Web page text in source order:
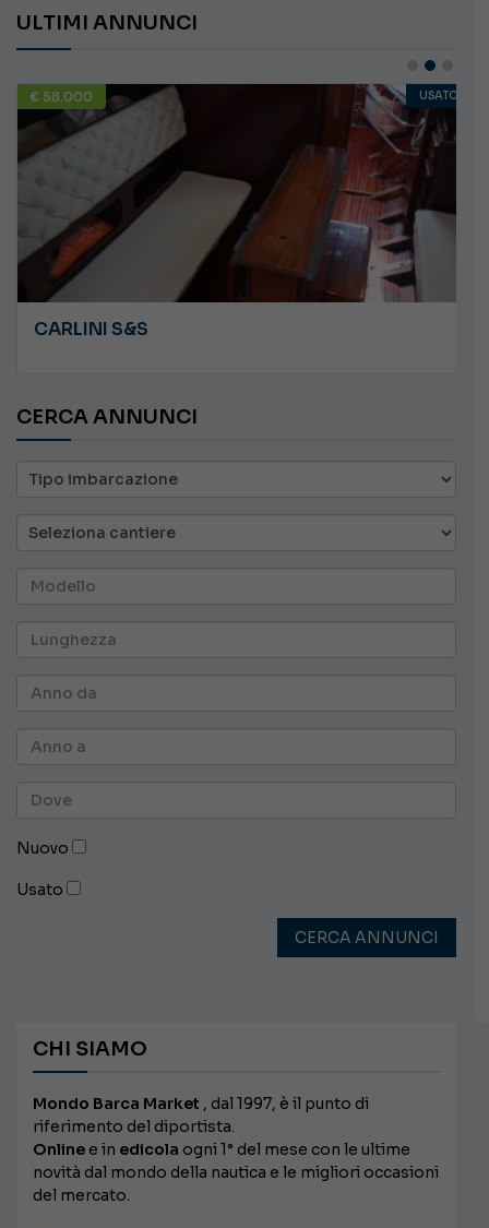
ULTIMI ANNUNCI
€ 58.000 USATO
CARLINI S&S
CERCA ANNUNCI
Nuovo
Usato
CERCA ANNUNCI
CHI SIAMO
Mondo Barca Market , dal 1997, è il punto di
riferimento del diportista.
Online e in edicola ogni 1° del mese con le ultime
novità dal mondo della nautica e le migliori occasioni
del mercato.